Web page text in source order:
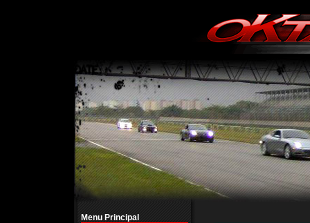
Menu Principal